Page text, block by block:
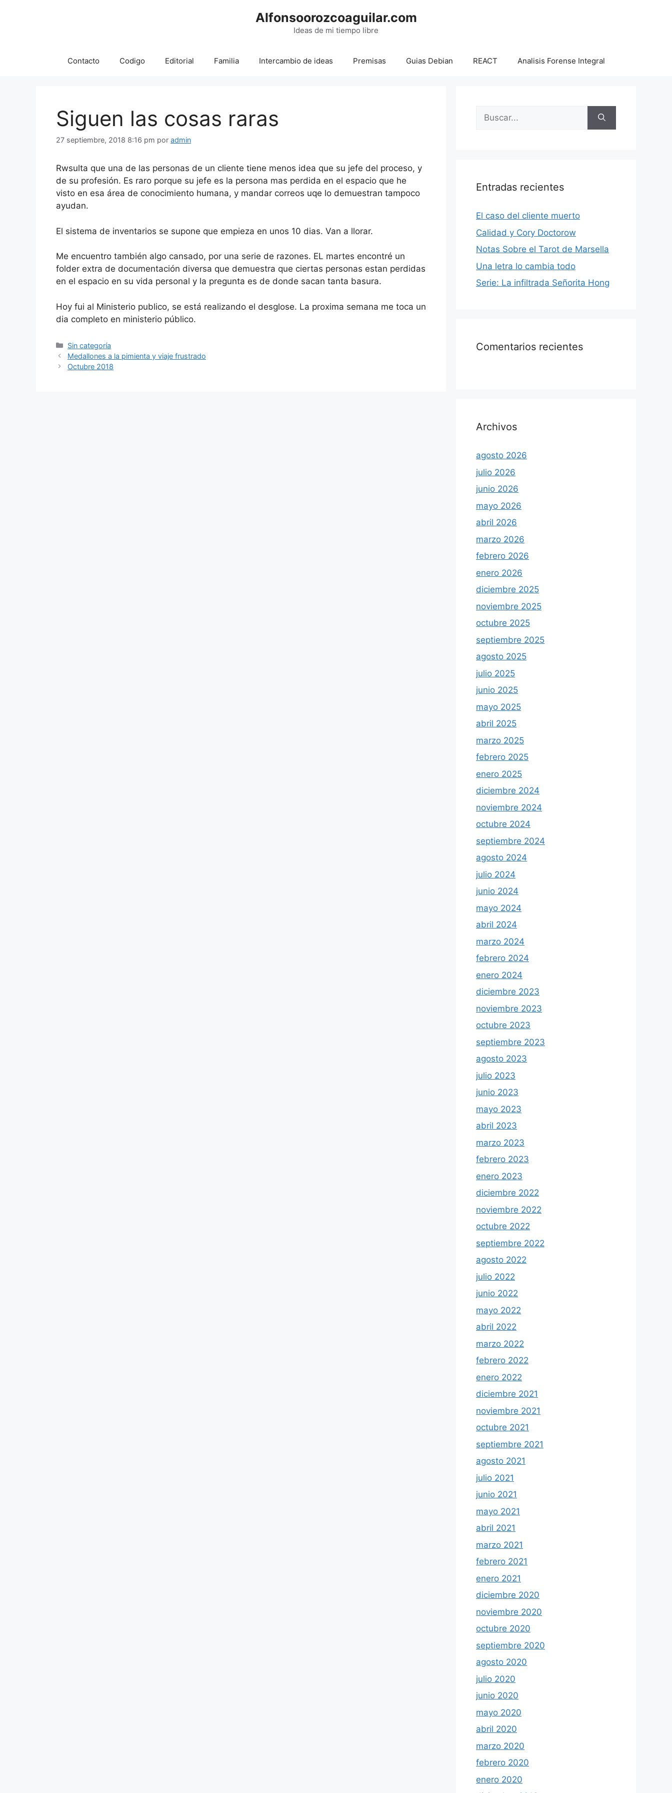
Alfonsoorozcoaguilar.com
Ideas de mi tiempo libre
Contacto Codigo Editorial Familia Intercambio de ideas Premisas Guias Debian REACT Analisis Forense Integral
Siguen las cosas raras
27 septiembre, 2018 8:16 pm por admin
Rwsulta que una de las personas de un cliente tiene menos idea que su jefe del proceso, y
de su profesión. Es raro porque su jefe es la persona mas perdida en el espacio que he
visto en esa área de conocimiento humana, y mandar correos uqe lo demuestran tampoco
ayudan.
El sistema de inventarios se supone que empieza en unos 10 dias. Van a llorar.
Me encuentro también algo cansado, por una serie de razones. EL martes encontré un
folder extra de documentación diversa que demuestra que ciertas personas estan perdidas
en el espacio en su vida personal y la pregunta es de donde sacan tanta basura.
Hoy fui al Ministerio publico, se está realizando el desglose. La proxima semana me toca un
dia completo en ministerio público.
Categorías
Sin categoría
Medallones a la pimienta y viaje frustrado
Octubre 2018
Buscar:
Entradas recientes
El caso del cliente muerto
Calidad y Cory Doctorow
Notas Sobre el Tarot de Marsella
Una letra lo cambia todo
Serie: La infiltrada Señorita Hong
Comentarios recientes
Archivos
agosto 2026
julio 2026
junio 2026
mayo 2026
abril 2026
marzo 2026
febrero 2026
enero 2026
diciembre 2025
noviembre 2025
octubre 2025
septiembre 2025
agosto 2025
julio 2025
junio 2025
mayo 2025
abril 2025
marzo 2025
febrero 2025
enero 2025
diciembre 2024
noviembre 2024
octubre 2024
septiembre 2024
agosto 2024
julio 2024
junio 2024
mayo 2024
abril 2024
marzo 2024
febrero 2024
enero 2024
diciembre 2023
noviembre 2023
octubre 2023
septiembre 2023
agosto 2023
julio 2023
junio 2023
mayo 2023
abril 2023
marzo 2023
febrero 2023
enero 2023
diciembre 2022
noviembre 2022
octubre 2022
septiembre 2022
agosto 2022
julio 2022
junio 2022
mayo 2022
abril 2022
marzo 2022
febrero 2022
enero 2022
diciembre 2021
noviembre 2021
octubre 2021
septiembre 2021
agosto 2021
julio 2021
junio 2021
mayo 2021
abril 2021
marzo 2021
febrero 2021
enero 2021
diciembre 2020
noviembre 2020
octubre 2020
septiembre 2020
agosto 2020
julio 2020
junio 2020
mayo 2020
abril 2020
marzo 2020
febrero 2020
enero 2020